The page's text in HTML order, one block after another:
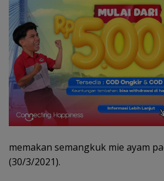
memakan semangkuk mie ayam
(30/3/2021).